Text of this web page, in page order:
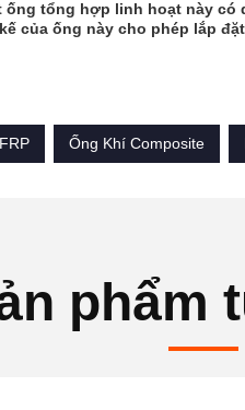
ống tổng hợp linh hoạt này có
của ống này cho phép lắp
Ống Khí Composite
phẩm